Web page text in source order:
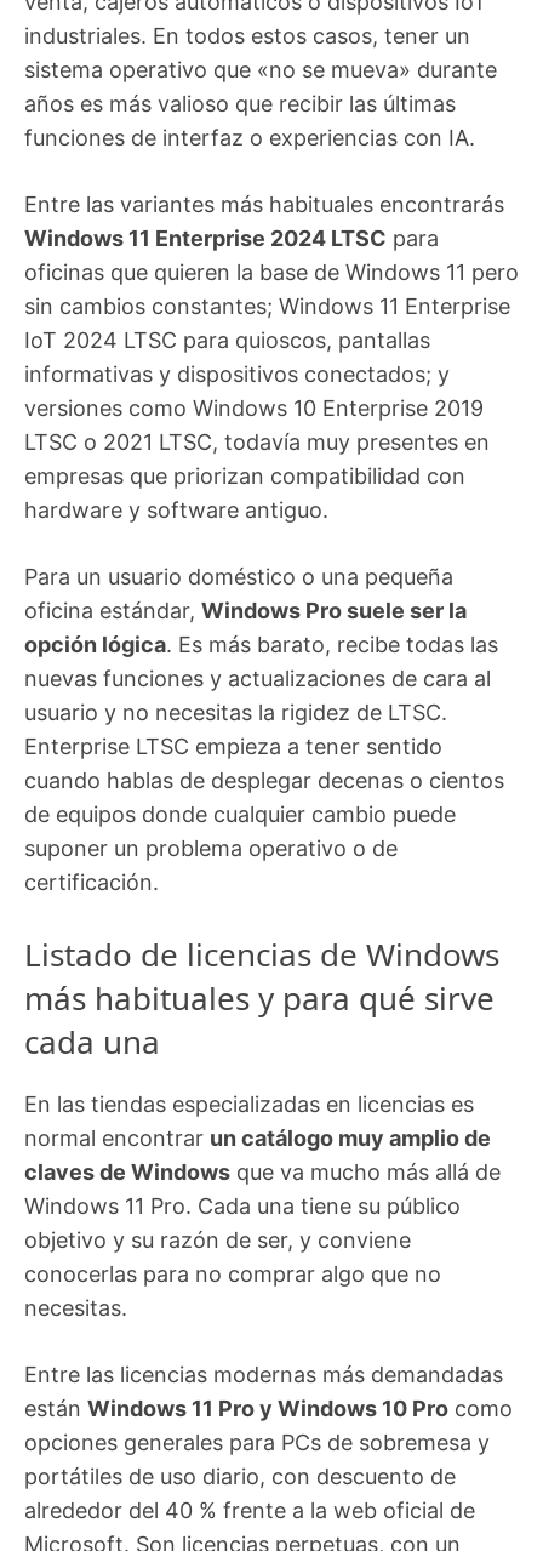
industriales. En todos estos casos, tener un
sistema operativo que «no se mueva» durante
años es más valioso que recibir las últimas
funciones de interfaz o experiencias con IA.
Entre las variantes más habituales encontrarás
Windows 11 Enterprise 2024 LTSC para
oficinas que quieren la base de Windows 11 pero
sin cambios constantes; Windows 11 Enterprise
IoT 2024 LTSC para quioscos, pantallas
informativas y dispositivos conectados; y
versiones como Windows 10 Enterprise 2019
LTSC o 2021 LTSC, todavía muy presentes en
empresas que priorizan compatibilidad con
hardware y software antiguo.
Para un usuario doméstico o una pequeña
oficina estándar, Windows Pro suele ser la
opción lógica. Es más barato, recibe todas las
nuevas funciones y actualizaciones de cara al
usuario y no necesitas la rigidez de LTSC.
Enterprise LTSC empieza a tener sentido
cuando hablas de desplegar decenas o cientos
de equipos donde cualquier cambio puede
suponer un problema operativo o de
certificación.
Listado de licencias de Windows
más habituales y para qué sirve
cada una
En las tiendas especializadas en licencias es
normal encontrar un catálogo muy amplio de
claves de Windows que va mucho más allá de
Windows 11 Pro. Cada una tiene su público
objetivo y su razón de ser, y conviene
conocerlas para no comprar algo que no
necesitas.
Entre las licencias modernas más demandadas
están Windows 11 Pro y Windows 10 Pro como
opciones generales para PCs de sobremesa y
portátiles de uso diario, con descuento de
alrededor del 40 % frente a la web oficial de
Microsoft. Son licencias perpetuas, con un